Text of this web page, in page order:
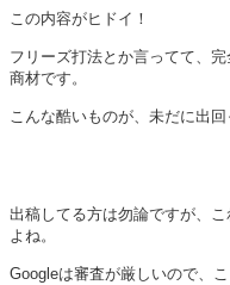
この内容がヒドイ！
フリーズ打法とか言ってて、
商材です。
こんな酷いものが、未だに出
出稿してる方は勿論ですが、
よね。
Googleは審査が厳しいので、